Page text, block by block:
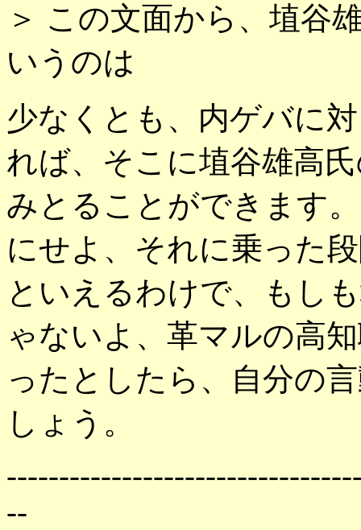
＞ この文面から、埴谷
いうのは
少なくとも、内ゲバに
れば、そこに埴谷雄高
みとることができます
にせよ、それに乗った
といえるわけで、もし
ゃないよ、革マルの高
ったとしたら、自分の
しょう。
--